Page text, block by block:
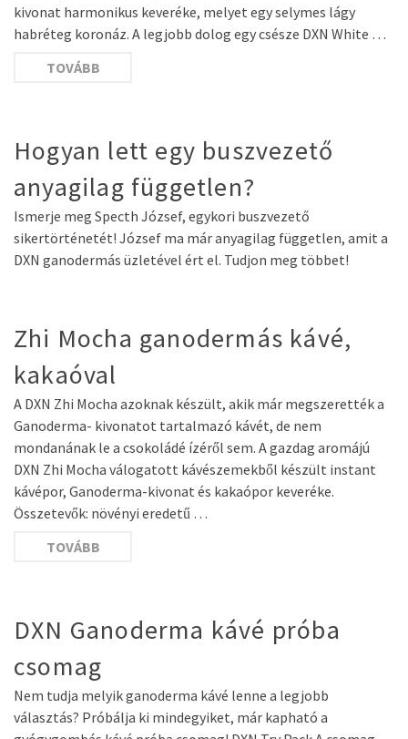
kivonat harmonikus keveréke, melyet egy selymes lágy
habréteg koronáz. A legjobb dolog egy csésze DXN White …
TOVÁBB
Hogyan lett egy buszvezető
anyagilag független?
Ismerje meg Specth József, egykori buszvezető
sikertörténetét! József ma már anyagilag független, amit a
DXN ganodermás üzletével ért el. Tudjon meg többet!
Zhi Mocha ganodermás kávé,
kakaóval
A DXN Zhi Mocha azoknak készült, akik már megszerették a
Ganoderma- kivonatot tartalmazó kávét, de nem
mondanának le a csokoládé ízéről sem. A gazdag aromájú
DXN Zhi Mocha válogatott kávészemekből készült instant
kávépor, Ganoderma-kivonat és kakaópor keveréke.
Összetevők: növényi eredetű …
TOVÁBB
DXN Ganoderma kávé próba
csomag
Nem tudja melyik ganoderma kávé lenne a legjobb
választás? Próbálja ki mindegyiket, már kapható a